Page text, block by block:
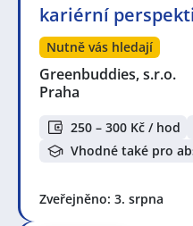
kariérní
Nutně vás hledají
Greenbuddies, s.r.o.
Praha
250 – 300 Kč / hod
Vhodné také pro
Zveřejněno: 3. srpna